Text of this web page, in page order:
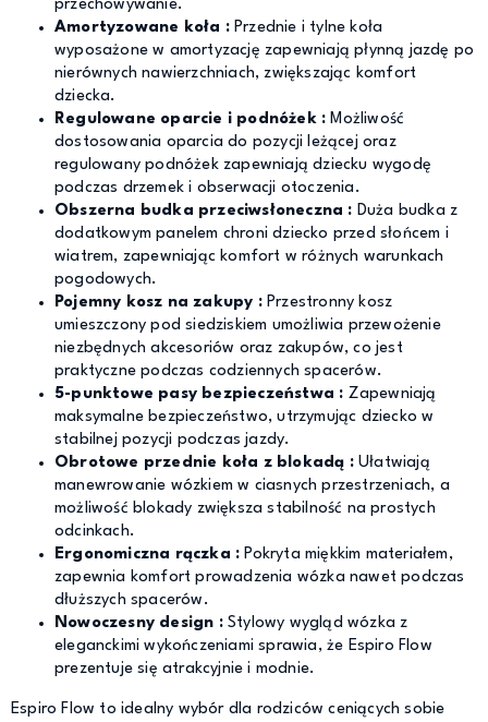
przechowywanie.
Amortyzowane koła :Przednie i tylne koła
wyposażone w amortyzację zapewniają płynną jazdę po
nierównych nawierzchniach, zwiększając komfort
dziecka.
Regulowane oparcie i podnóżek : Możliwość
dostosowania oparcia do pozycji leżącej oraz
regulowany podnóżek zapewniają dziecku wygodę
podczas drzemek i obserwacji otoczenia.
Obszerna budka przeciwsłoneczna : Duża budka z
dodatkowym panelem chroni dziecko przed słońcem i
wiatrem, zapewniając komfort w różnych warunkach
pogodowych.
Pojemny kosz na zakupy :Przestronny kosz
umieszczony pod siedziskiem umożliwia przewożenie
niezbędnych akcesoriów oraz zakupów, co jest
praktyczne podczas codziennych spacerów.
5-punktowe pasy bezpieczeństwa : Zapewniają
maksymalne bezpieczeństwo, utrzymując dziecko w
stabilnej pozycji podczas jazdy.
Obrotowe przednie koła z blokadą :Ułatwiają
manewrowanie wózkiem w ciasnych przestrzeniach, a
możliwość blokady zwiększa stabilność na prostych
odcinkach.
Ergonomiczna rączka : Pokryta miękkim materiałem,
zapewnia komfort prowadzenia wózka nawet podczas
dłuższych spacerów.
Nowoczesny design :Stylowy wygląd wózka z
eleganckimi wykończeniami sprawia, że Espiro Flow
prezentuje się atrakcyjnie i modnie.
Espiro Flow to idealny wybór dla rodziców ceniących sobie